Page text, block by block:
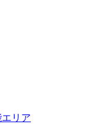
リア